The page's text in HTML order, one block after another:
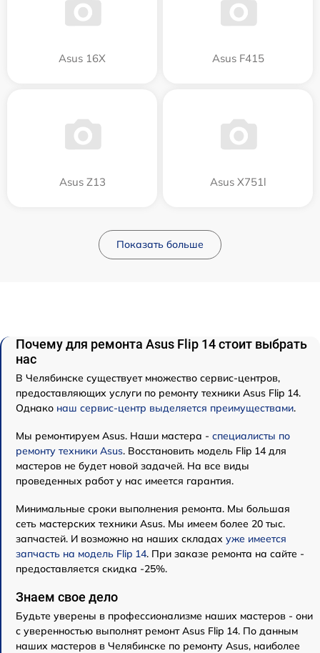
Asus 16X Asus F415
Asus Z13 Asus X751l
Показать больше
Почему для ремонта Asus Flip 14 стоит выбрать
нас
В Челябинске существует множество сервис-центров,
предоставляющих услуги по ремонту техники Asus Flip 14.
Однако наш сервис-центр выделяется преимуществами.
Мы ремонтируем Asus. Наши мастера - специалисты по
ремонту техники Asus. Восстановить модель Flip 14 для
мастеров не будет новой задачей. На все виды
проведенных работ у нас имеется гарантия.
Минимальные сроки выполнения ремонта. Мы большая
сеть мастерских техники Asus. Мы имеем более 20 тыс.
запчастей. И возможно на наших складах уже имеется
запчасть на модель Flip 14. При заказе ремонта на сайте -
предоставляется скидка -25%.
Знаем свое дело
Будьте уверены в профессионализме наших мастеров - они
с уверенностью выполнят ремонт Asus Flip 14. По данным
наших мастеров в Челябинске по ремонту Asus, наиболее